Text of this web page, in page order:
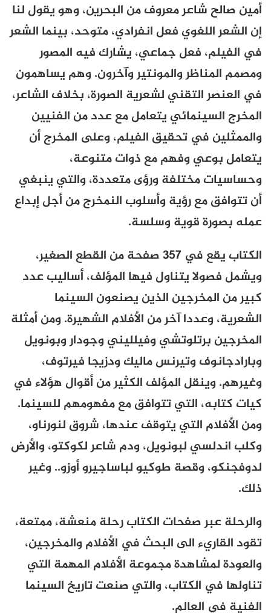
أمين صالح شاعر معروف من البحرين، وهو يقول لنا
إن الشعر اللغوي فعل انفرادي، متوحد، بينما الشعر
في الفيلم، فعل جماعي، يشارك فيه المصور
ومصمم المناظر والمونتير وآخرون. وهم يساهمون
في العنصر التقني لشعرية الصورة، بخلاف الشاعر،
المخرج السينمائي يتعامل مع عدد من الفنيين
والممثلين في تحقيق الفيلم، وعلى المخرج أن
يتعامل بوعي وفهم مع ذوات متنوعة،
وحساسيات مختلفة ورؤى متعددة، والتي ينبغي
أن تتوافق مع رؤية وأسلوب النمخرج من أجل إبداع
عمله بصورة قوية وسلسة.
الكتاب يقع في 357 صفحة من القطع الصغير،
ويشمل فصولا يتناول فيها المؤلف، أساليب عدد
كبير من المخرجين الذين يصنعون السينما
الشعرية، وعددا آخر من الأفلام الشهيرة. ومن أمثلة
المخرجين برتلوتشي وفيلليني وجودار وبونويل
وبارادجانوف وتيرنس ماليك ودزيجا فيرتوف،
وغيرهم. وينقل المؤلف الكثير من أقوال هؤلاء في
كيات كتابه، التي تتوافق مع مفهومهم للسينما.
ومن الأفلام التي يتوقف عندها، شروق لنورناو،
وكلب اندلسي لبونويل، ودم شاعر لكوكتو، والأرض
لدوفجنكو، وقصة طوكيو لباساجيرو أوزو.. وغير
ذلك.
والرحلة عبر صفحات الكتاب رحلة منعشة، ممتعة،
تقود القاريء الى البحث في الأفلام والمخرجين،
والعودة لمشاهدة مجموعة الأفلام المهمة التي
تناولها في الكتاب، والتي صنعت تاريخ السينما
الفنية في العالم.